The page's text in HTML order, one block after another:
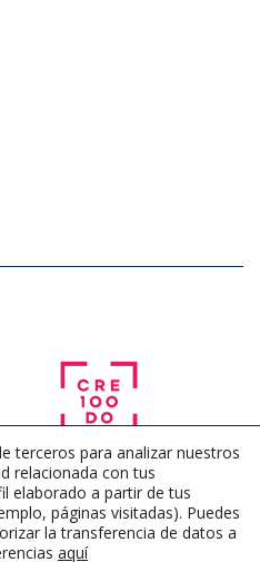
terceros para analizar nuestros
relacionada con tus
elaborado a partir de tus
páginas visitadas). Puedes
la transferencia de datos a
aquí